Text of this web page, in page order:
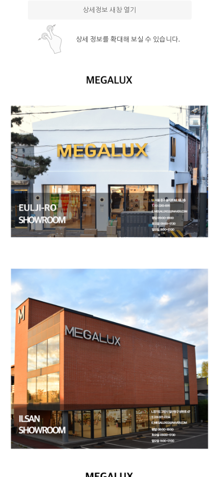
상세정보 새창 열기
상세 정보를 확대해 보실 수 있습니다.